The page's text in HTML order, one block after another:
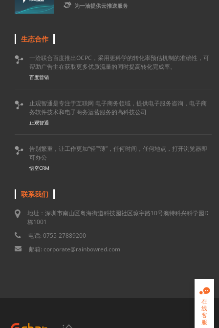
 为一洽提供云推送服务
生态合作

一洽联合百度推出OCPC，采用更科学的转化率预估机制的准确性，可
帮助广告主在获取更多优质流量的同时提高转化完成率。
百度营销

止观智通是专注于互联网 电子商务领域，提供电子服务咨询，电子商
务软件技术和电子商务运营服务的高科技公司
止观智通

告别繁重，让工作更加“轻”“薄”，任何时间，任何地点，打开浏览器即
可办公
悟空CRM
联系我们
地址：深圳市南山区粤海街道科技园社区琼宇路10号澳特科兴科学园D
栋1001
电话: 0755-27889200
邮箱: corporate@rainbowred.com

在
线
客
服